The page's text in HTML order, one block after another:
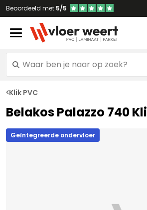
Beoordeeld met 5/5
Klik PVC
Belakos Palazzo 740
Geïntegreerde ondervloer